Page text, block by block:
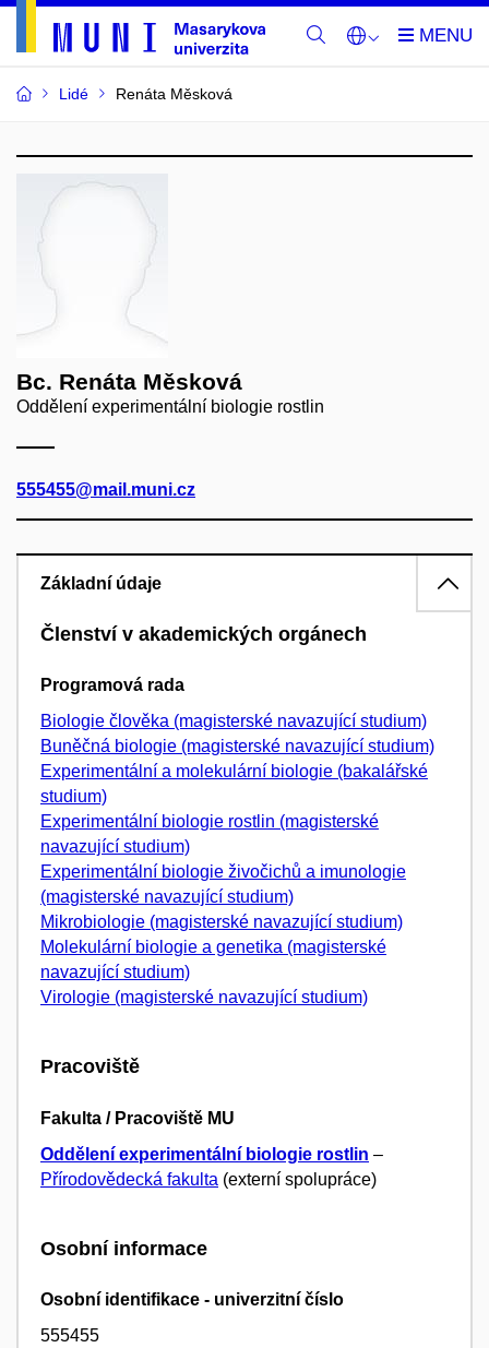
Lidé Renáta Měsková
Bc. Renáta Měsková
Oddělení experimentální biologie rostlin
555455@mail.muni.cz
Základní údaje
Členství v akademických orgánech
Programová rada
Biologie člověka (magisterské navazující studium)
Buněčná biologie (magisterské navazující studium)
Experimentální a molekulární biologie (bakalářské
studium)
Experimentální biologie rostlin (magisterské
navazující studium)
Experimentální biologie živočichů a imunologie
(magisterské navazující studium)
Mikrobiologie (magisterské navazující studium)
Molekulární biologie a genetika (magisterské
navazující studium)
Virologie (magisterské navazující studium)
Pracoviště
Fakulta / Pracoviště MU
Oddělení experimentální biologie rostlin –
Přírodovědecká fakulta (externí spolupráce)
Osobní informace
Osobní identifikace - univerzitní číslo
555455